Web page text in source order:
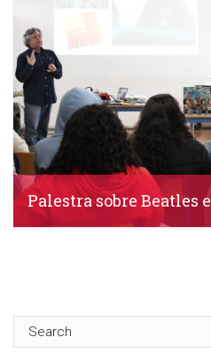
Palestra sobre Beatles